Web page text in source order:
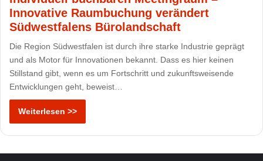
Innovative Raumbuchung verändert
Südwestfalens Bürolandschaft
Die Region Südwestfalen ist durch ihre starke Industrie geprägt
und als Motor für Innovationen bekannt. Dass es hier keinen
Stillstand gibt, wenn es um Fortschritt und zukunftsweisende
Entwicklungen geht, beweist…
Weiterlesen >>